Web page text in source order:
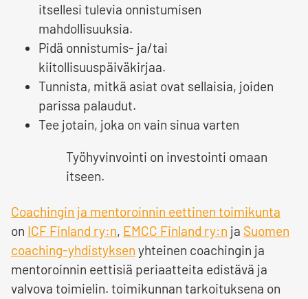
itsellesi tulevia onnistumisen
mahdollisuuksia.
Pidä onnistumis- ja/tai
kiitollisuuspäiväkirjaa.
Tunnista, mitkä asiat ovat sellaisia, joiden
parissa palaudut.
Tee jotain, joka on vain sinua varten
Työhyvinvointi on investointi omaan
itseen.
Coachingin ja mentoroinnin eettinen toimikunta
on ICF Finland ry:n, EMCC Finland ry:n ja Suomen
coaching-yhdistyksen yhteinen coachingin ja
mentoroinnin eettisiä periaatteita edistävä ja
valvova toimielin. toimikunnan tarkoituksena on